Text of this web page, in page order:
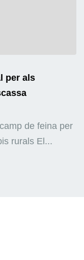
per als
de feina per
rurals El...